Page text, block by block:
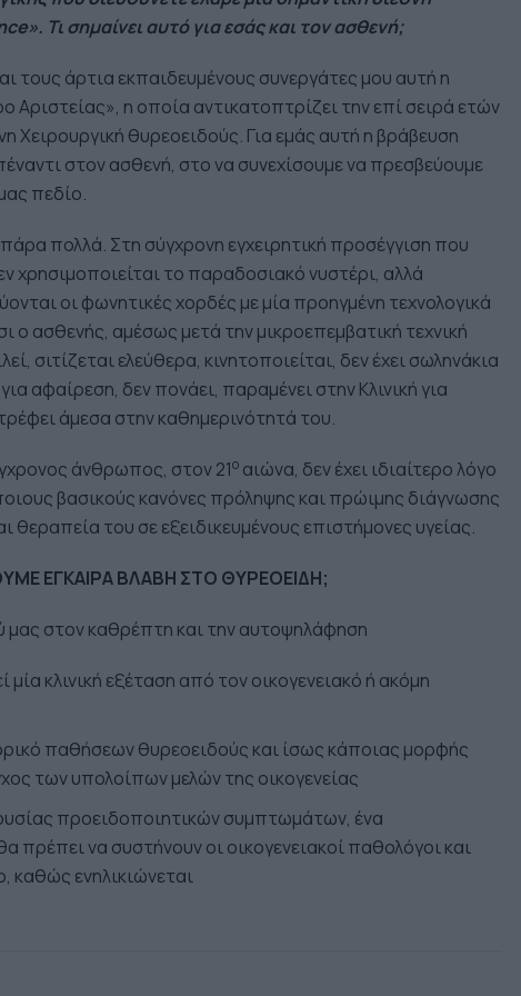
». Τι σημαίνει αυτό για εσάς και τον ασθενή;
τους άρτια εκπαιδευμένους συνεργάτες μου αυτή η
Αριστείας», η οποία αντικατοπτρίζει την επί σειρά ετών
Χειρουργική θυρεοειδούς. Για εμάς αυτή η βράβευση
στον ασθενή, στο να συνεχίσουμε να πρεσβεύουμε
πεδίο.
πολλά. Στη σύγχρονη εγχειρητική προσέγγιση που
χρησιμοποιείται το παραδοσιακό νυστέρι, αλλά
οι φωνητικές χορδές με μία προηγμένη τεχνολογικά
ο ασθενής, αμέσως μετά την μικροεπεμβατική τεχνική
σιτίζεται ελεύθερα, κινητοποιείται, δεν έχει σωληνάκια
αφαίρεση, δεν πονάει, παραμένει στην Κλινική για
άμεσα στην καθημερινότητά του.
άνθρωπος, στον 21ο αιώνα, δεν έχει ιδιαίτερο λόγο
βασικούς κανόνες πρόληψης και πρώιμης διάγνωσης
θεραπεία του σε εξειδικευμένους επιστήμονες υγείας.
ΕΓΚΑΙΡΑ ΒΛΑΒΗ ΣΤΟ ΘΥΡΕΟΕΙΔΗ;
μας στον καθρέπτη και την αυτοψηλάφηση
κλινική εξέταση από τον οικογενειακό ή ακόμη
παθήσεων θυρεοειδούς και ίσως κάποιας μορφής
των υπολοίπων μελών της οικογενείας
προειδοποιητικών συμπτωμάτων, ένα
να συστήνουν οι οικογενειακοί παθολόγοι και
καθώς ενηλικιώνεται